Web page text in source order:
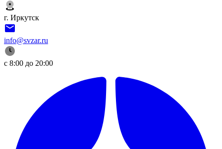
г. Иркутск
info@svzar.ru
с 8:00 до 20:00